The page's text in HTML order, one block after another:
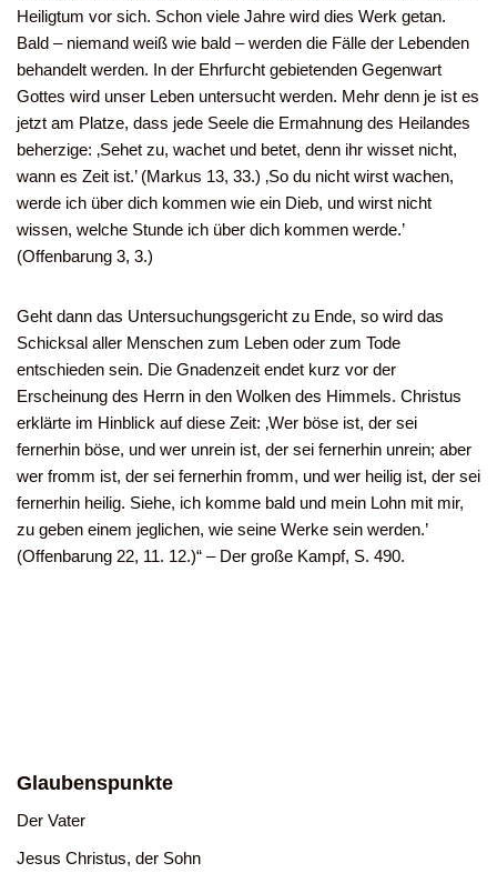
Heiligtum vor sich. Schon viele Jahre wird dies Werk getan.
Bald – niemand weiß wie bald – werden die Fälle der Lebenden
behandelt werden. In der Ehrfurcht gebietenden Gegenwart
Gottes wird unser Leben untersucht werden. Mehr denn je ist es
jetzt am Platze, dass jede Seele die Ermahnung des Heilandes
beherzige: ‚Sehet zu, wachet und betet, denn ihr wisset nicht,
wann es Zeit ist.’ (Markus 13, 33.) ‚So du nicht wirst wachen,
werde ich über dich kommen wie ein Dieb, und wirst nicht
wissen, welche Stunde ich über dich kommen werde.’
(Offenbarung 3, 3.)
Geht dann das Untersuchungsgericht zu Ende, so wird das
Schicksal aller Menschen zum Leben oder zum Tode
entschieden sein. Die Gnadenzeit endet kurz vor der
Erscheinung des Herrn in den Wolken des Himmels. Christus
erklärte im Hinblick auf diese Zeit: ‚Wer böse ist, der sei
fernerhin böse, und wer unrein ist, der sei fernerhin unrein; aber
wer fromm ist, der sei fernerhin fromm, und wer heilig ist, der sei
fernerhin heilig. Siehe, ich komme bald und mein Lohn mit mir,
zu geben einem jeglichen, wie seine Werke sein werden.’
(Offenbarung 22, 11. 12.)“ – Der große Kampf, S. 490.
Glaubenspunkte
Der Vater
Jesus Christus, der Sohn